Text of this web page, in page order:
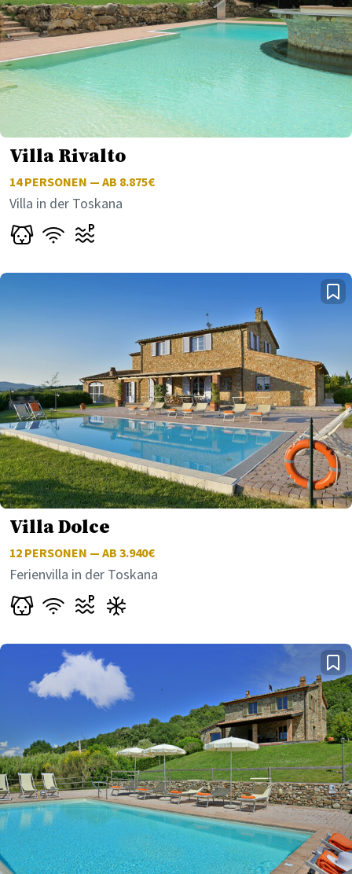
Villa Rivalto
14PERSONEN — AB 8.875€
Villa in der Toskana
Villa Dolce
12 PERSONEN — AB 3.940€
Ferienvilla in der Toskana